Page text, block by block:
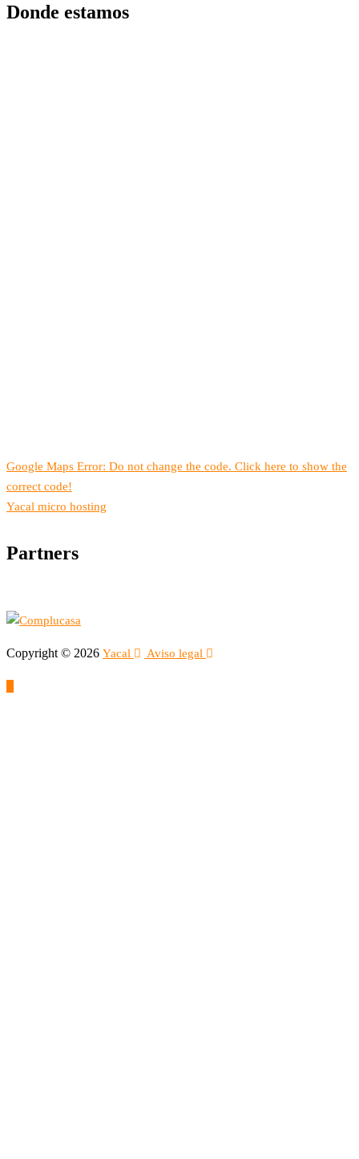
Donde estamos
Google Maps Error: Do not change the code. Click here to show the
correct code!
Yacal micro hosting
Partners
Copyright © 2026 Yacal Aviso legal